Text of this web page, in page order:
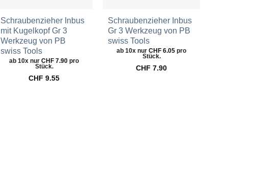
Schraubenzieher Inbus
mit Kugelkopf Gr 3
Werkzeug von PB
swiss Tools
ab 10x nur CHF 7.90 pro
Stück.
CHF 9.55
Schraubenzieher Inbus
Gr 3 Werkzeug von PB
swiss Tools
ab 10x nur CHF 6.05 pro
Stück.
CHF 7.90